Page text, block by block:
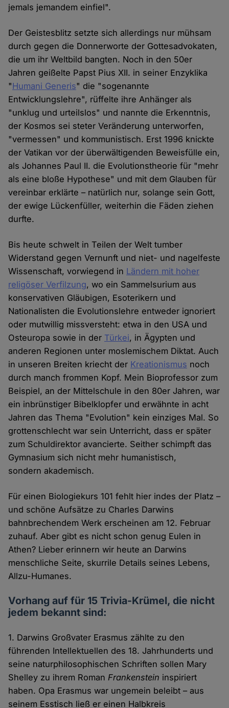
jemals jemandem einfiel".
Der Geistesblitz setzte sich allerdings nur mühsam
durch gegen die Donnerworte der Gottesadvokaten,
die um ihr Weltbild bangten. Noch in den 50er
Jahren geißelte Papst Pius XII. in seiner Enzyklika
"Humani Generis" die "sogenannte
Entwicklungslehre", rüffelte ihre Anhänger als
"unklug und urteilslos" und nannte die Erkenntnis,
der Kosmos sei steter Veränderung unterworfen,
"vermessen" und kommunistisch. Erst 1996 knickte
der Vatikan vor der überwältigenden Beweisfülle ein,
als Johannes Paul II. die Evolutionstheorie für "mehr
als eine bloße Hypothese" und mit dem Glauben für
vereinbar erklärte – natürlich nur, solange sein Gott,
der ewige Lückenfüller, weiterhin die Fäden ziehen
durfte.
Bis heute schwelt in Teilen der Welt tumber
Widerstand gegen Vernunft und niet- und nagelfeste
Wissenschaft, vorwiegend in Ländern mit hoher
religöser Verfilzung, wo ein Sammelsurium aus
konservativen Gläubigen, Esoterikern und
Nationalisten die Evolutionslehre entweder ignoriert
oder mutwillig missversteht: etwa in den USA und
Osteuropa sowie in der Türkei, in Ägypten und
anderen Regionen unter moslemischem Diktat. Auch
in unseren Breiten kriecht der Kreationismus noch
durch manch frommen Kopf. Mein Bioprofessor zum
Beispiel, an der Mittelschule in den 80er Jahren, war
ein inbrünstiger Bibelklopfer und erwähnte in acht
Jahren das Thema "Evolution" kein einziges Mal. So
grottenschlecht war sein Unterricht, dass er später
zum Schuldirektor avancierte. Seither schimpft das
Gymnasium sich nicht mehr humanistisch,
sondern akademisch.
Für einen Biologiekurs 101 fehlt hier indes der Platz –
und schöne Aufsätze zu Charles Darwins
bahnbrechendem Werk erscheinen am 12. Februar
zuhauf. Aber gibt es nicht schon genug Eulen in
Athen? Lieber erinnern wir heute an Darwins
menschliche Seite, skurrile Details seines Lebens,
Allzu-Humanes.
Vorhang auf für 15 Trivia-Krümel, die nicht
jedem bekannt sind:
1. Darwins Großvater Erasmus zählte zu den
führenden Intellektuellen des 18. Jahrhunderts und
seine naturphilosophischen Schriften sollen Mary
Shelley zu ihrem RomanFrankenstein inspiriert
haben. Opa Erasmus war ungemein beleibt – aus
seinem Esstisch ließ er einen Halbkreis